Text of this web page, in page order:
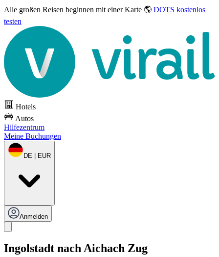
Alle großen Reisen beginnen mit einer Karte 🌎 DOTS kostenlos
testen
Hotels
Autos
Hilfezentrum
Meine Buchungen
DE | EUR
Anmelden
Ingolstadt nach Aichach Zug